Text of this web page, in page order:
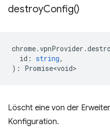
destroyConfig()
chrome.vpnProvider .
id : string,
) : Promise<void>
Löscht eine von der
Konfiguration.